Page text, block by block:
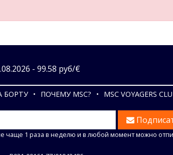
- 99.58 руб/€
БОРТУ ПОЧЕМУ MSC? MSC VOYAGERS
чаще 1 раза в неделю и в любой момент можно